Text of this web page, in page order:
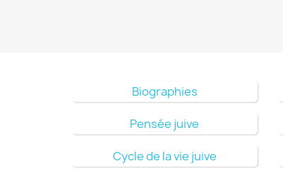
Biographies
Pensée juive
Cycle de la vie juive